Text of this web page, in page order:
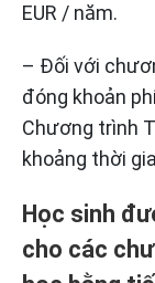
EUR / năm.
– Đối với
đóng khoản
Chương trình
khoảng thời
Học sinh
cho các